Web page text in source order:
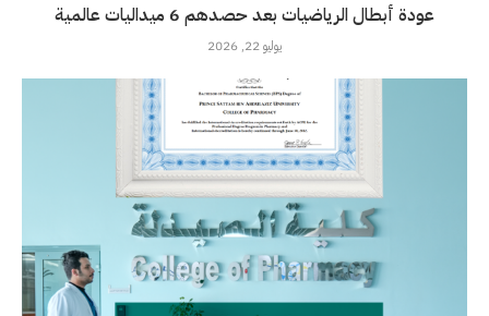
عودة أبطال الرياضيات بعد حصدهم 6 ميداليات عالمية
يوليو 22, 2026